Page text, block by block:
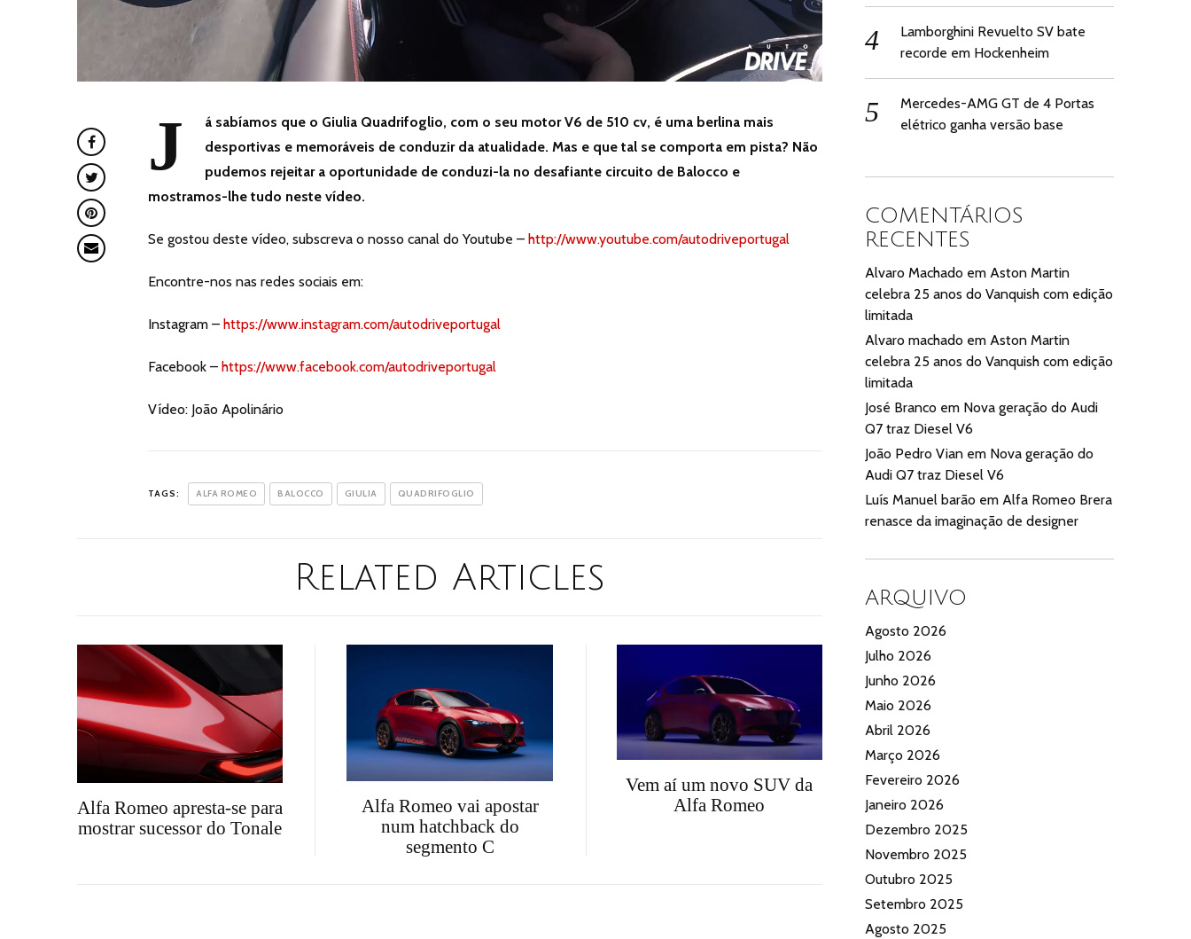
J
á sabíamos que o Giulia Quadrifoglio, com o seu motor V6 de 510 cv, é uma berlina mais
desportivas e memoráveis de conduzir da atualidade. Mas e que tal se comporta em pista? Não
pudemos rejeitar a oportunidade de conduzi-la no desafiante circuito de Balocco e
mostramos-lhe tudo neste vídeo.
Se gostou deste vídeo, subscreva o nosso canal do Youtube – http://www.youtube.com/autodriveportugal
Encontre-nos nas redes sociais em:
Instagram – https://www.instagram.com/autodriveportugal
Facebook – https://www.facebook.com/autodriveportugal
Vídeo: João Apolinário
TAGS: ALFA ROMEO BALOCCO GIULIA QUADRIFOGLIO
Related Articles
Alfa Romeo apresta-se para
mostrar sucessor do Tonale
Alfa Romeo vai apostar
num hatchback do
segmento C
Vem aí um novo SUV da
Alfa Romeo
Lamborghini Revuelto SV bate
recorde em Hockenheim
Mercedes-AMG GT de 4 Portas
elétrico ganha versão base
COMENTÁRIOS
RECENTES
Alvaro Machado emAston Martin
celebra 25 anos do Vanquish com edição
limitada
Alvaro machado emAston Martin
celebra 25 anos do Vanquish com edição
limitada
José Branco em Nova geração do Audi
Q7 traz Diesel V6
João Pedro Vian em Nova geração do
Audi Q7 traz Diesel V6
Luís Manuel barão emAlfa Romeo Brera
renasce da imaginação de designer
ARQUIVO
Agosto 2026
Julho 2026
Junho 2026
Maio 2026
Abril 2026
Março 2026
Fevereiro 2026
Janeiro 2026
Dezembro 2025
Novembro 2025
Outubro 2025
Setembro 2025
Agosto 2025